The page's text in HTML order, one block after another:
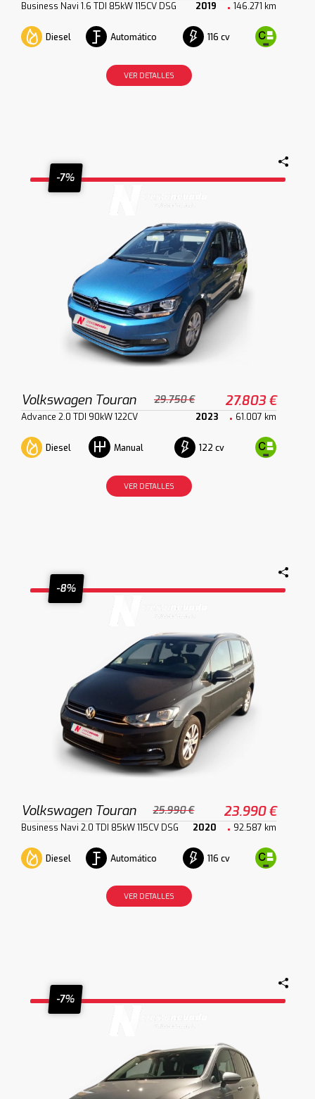
Business Navi 1.6 TDI 85kW 115CV DSG 2019 146.271 km
Diesel Automático 116 cv
VER DETALLES
-7%
Volkswagen Touran 29.750 € 27.803 €
Advance 2.0 TDI 90kW 122CV 2023 61.007 km
Diesel Manual 122 cv
VER DETALLES
-8%
Volkswagen Touran 25.990 € 23.990 €
Business Navi 2.0 TDI 85kW 115CV DSG 2020 92.587 km
Diesel Automático 116 cv
VER DETALLES
-7%